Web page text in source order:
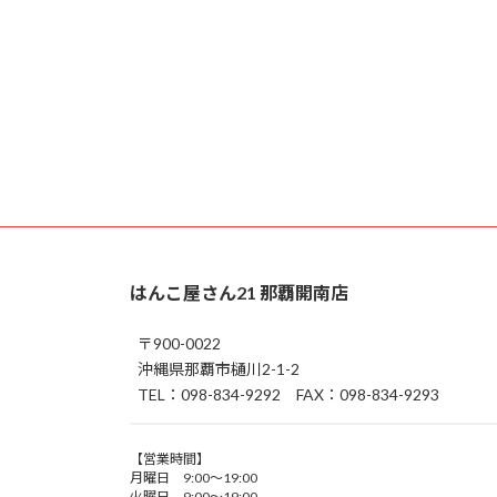
はんこ屋さん21 那覇開南店
〒900-0022
沖縄県那覇市樋川2-1-2
TEL：098-834-9292 FAX：098-834-9293
【営業時間】
月曜日 9:00～19:00